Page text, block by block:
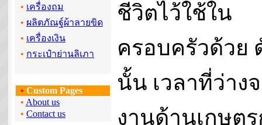
• เครื่องถม
• ผลิตภัณฐ์ผ้าลายขิด
• เครื่องเงิน
• กระเป๋าย่านลิเภา
• Custom Pages
• About us
• Contact us
ชีวิตไว้ใช้ใน
ครอบครัวด้วย
นั้น เวลาที่ว่าง
งานด้านเกษต